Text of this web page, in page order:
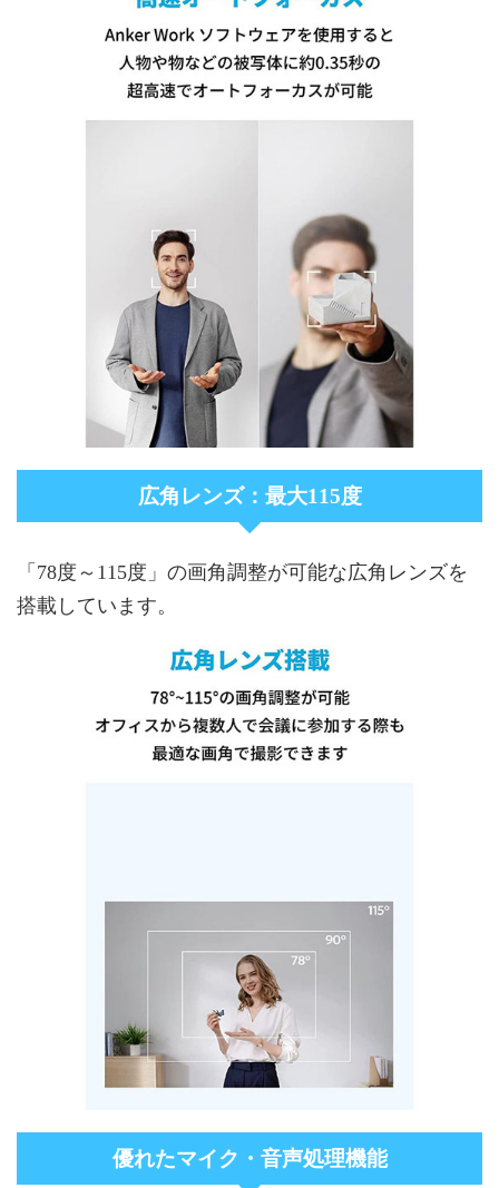
広角レンズ：最大115度
「78度～115度」の画角調整が可能な広角レンズを
搭載しています。
優れたマイク・音声処理機能